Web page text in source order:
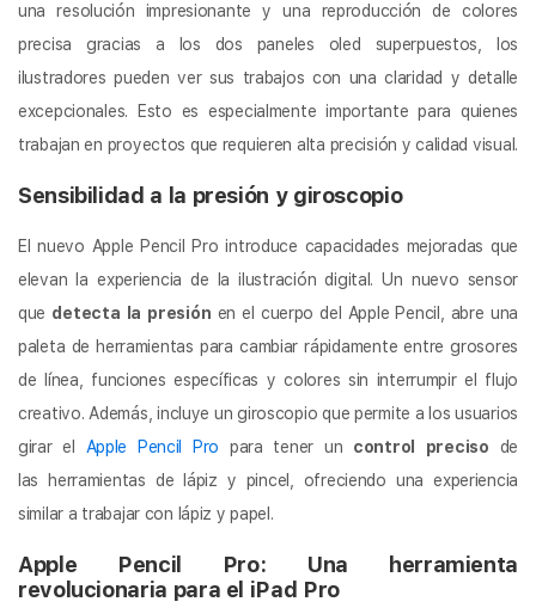
una resolución impresionante y una reproducción de colores
precisa gracias a los dos paneles oled superpuestos, los
ilustradores pueden ver sus trabajos con una claridad y detalle
excepcionales. Esto es especialmente importante para quienes
trabajan en proyectos que requieren alta precisión y calidad visual.
Sensibilidad a la presión y giroscopio
El nuevo Apple Pencil Pro introduce capacidades mejoradas que
elevan la experiencia de la ilustración digital. Un nuevo sensor
que detecta la presión en el cuerpo del Apple Pencil, abre una
paleta de herramientas para cambiar rápidamente entre grosores
de línea, funciones específicas y colores sin interrumpir el flujo
creativo. Además, incluye un giroscopio que permite a los usuarios
girar el Apple Pencil Pro para tener un control preciso de
las herramientas de lápiz y pincel, ofreciendo una experiencia
similar a trabajar con lápiz y papel.
Apple Pencil Pro: Una herramienta
revolucionaria para el iPad Pro